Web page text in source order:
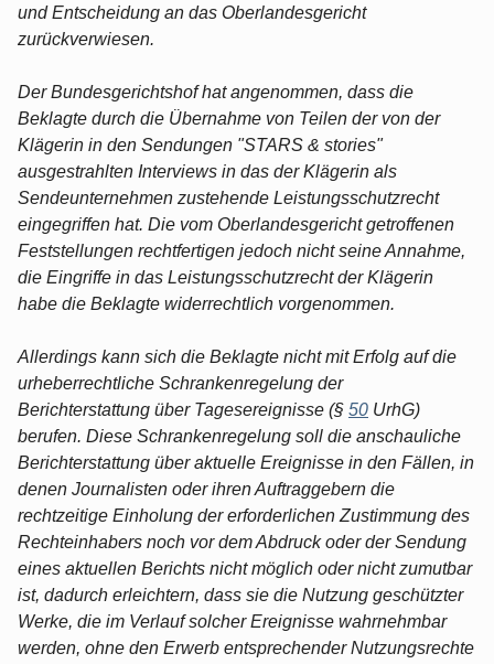
und Entscheidung an das Oberlandesgericht
zurückverwiesen.
Der Bundesgerichtshof hat angenommen, dass die
Beklagte durch die Übernahme von Teilen der von der
Klägerin in den Sendungen "STARS & stories"
ausgestrahlten Interviews in das der Klägerin als
Sendeunternehmen zustehende Leistungsschutzrecht
eingegriffen hat. Die vom Oberlandesgericht getroffenen
Feststellungen rechtfertigen jedoch nicht seine Annahme,
die Eingriffe in das Leistungsschutzrecht der Klägerin
habe die Beklagte widerrechtlich vorgenommen.
Allerdings kann sich die Beklagte nicht mit Erfolg auf die
urheberrechtliche Schrankenregelung der
Berichterstattung über Tagesereignisse (§ 50 UrhG)
berufen. Diese Schrankenregelung soll die anschauliche
Berichterstattung über aktuelle Ereignisse in den Fällen, in
denen Journalisten oder ihren Auftraggebern die
rechtzeitige Einholung der erforderlichen Zustimmung des
Rechteinhabers noch vor dem Abdruck oder der Sendung
eines aktuellen Berichts nicht möglich oder nicht zumutbar
ist, dadurch erleichtern, dass sie die Nutzung geschützter
Werke, die im Verlauf solcher Ereignisse wahrnehmbar
werden, ohne den Erwerb entsprechender Nutzungsrechte